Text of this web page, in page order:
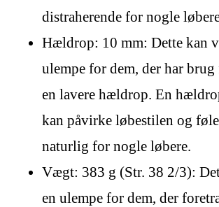
distraherende for nogle
Hældrop: 10 mm: Dette kan
ulempe for dem, der har brug
en lavere hældrop. En
kan påvirke løbestilen og
naturlig for nogle løbere.
Vægt: 383 g (Str. 38 2/3):
en ulempe for dem, der